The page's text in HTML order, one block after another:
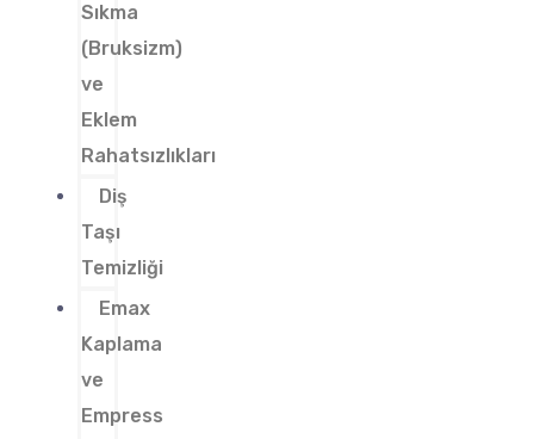
Sıkma
(Bruksizm)
ve
Eklem
Rahatsızlıkları
Diş
Taşı
Temizliği
Emax
Kaplama
ve
Empress